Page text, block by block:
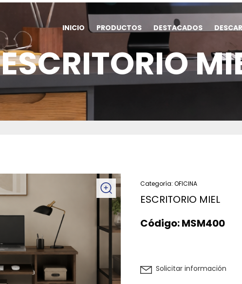
INICIO PRODUCTOS DESTACADOS
ESCRITORIO
Categoría: OFICINA
ESCRITORIO MIEL
Código:MSM400
Solicitar información